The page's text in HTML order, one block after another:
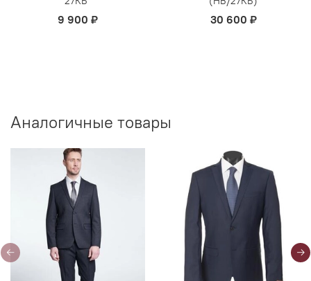
9 900 ₽ 30 600 ₽
Аналогичные товары